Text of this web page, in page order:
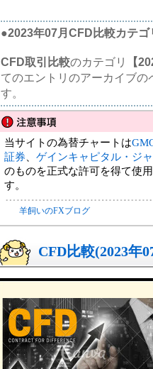
●2023年07月CFD比較カテゴ
CFD取引比較のカテゴリ
【
てのエントリのアーカイブ
す。
当サイトの為替チャートは
証券
ゲインキャピタル・ジ
のものを正式な許可を得て使
す。
羊飼いのFXブログ
CFD比較(2023年